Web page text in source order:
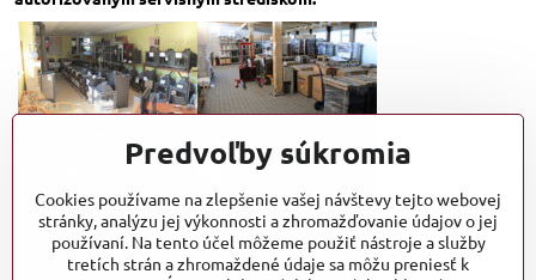
Predvoľby súkromia
Cookies používame na zlepšenie vašej návštevy tejto webovej
stránky, analýzu jej výkonnosti a zhromažďovanie údajov o jej
používaní. Na tento účel môžeme použiť nástroje a služby
tretích strán a zhromaždené údaje sa môžu preniesť k